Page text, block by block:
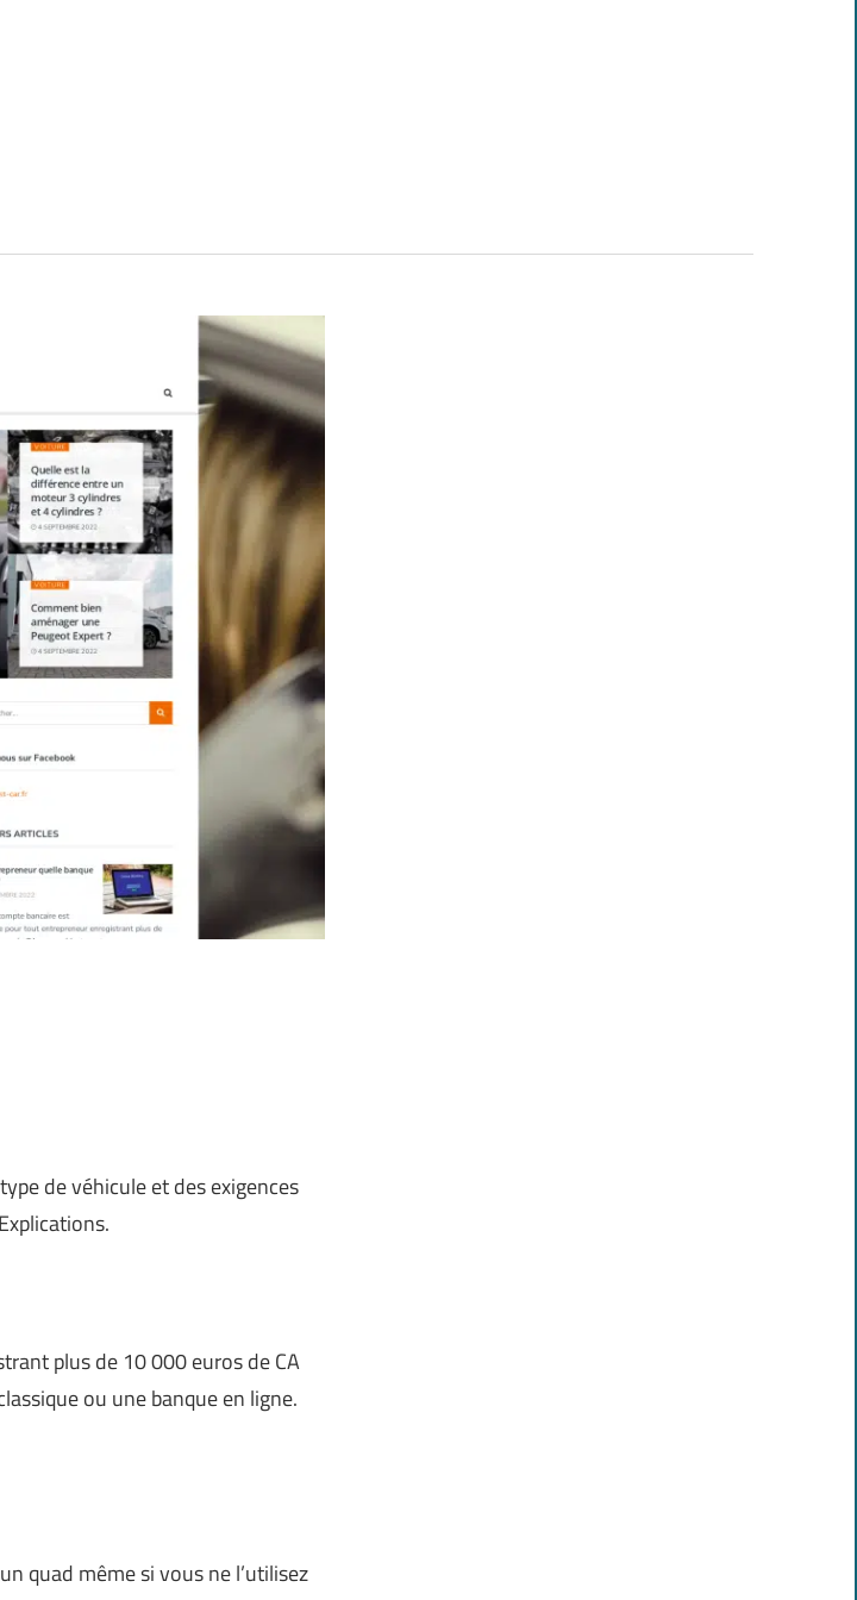
de véhicule et des exigences
plus de 10 000 euros de CA
ou une banque en ligne.
quad même si vous ne l’utilisez